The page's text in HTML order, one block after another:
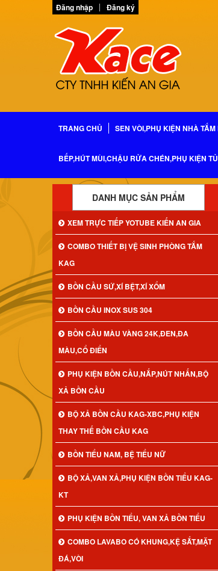
Đăng nhập Đăng ký
TRANG CHỦ SEN VÒI,PHỤ KIỆN NHÀ
BẾP,HÚT MÙI,CHẬU RỬA CHÉN,PHỤ KIỆN
DANH MỤC SẢN PHẨM
XEM TRỰC TIẾP YOTUBE KIẾN AN GIA
COMBO THIẾT BỊ VỆ SINH PHÒNG TẮM
KAG
BỒN CẦU SỨ,XÍ BỆT,XÍ XỔM
BỒN CẦU INOX SUS 304
BỒN CẦU MÀU VÀNG 24K,ĐEN,ĐA
MÀU,CỔ ĐIỂN
PHỤ KIỆN BỒN CẦU,NẮP,NÚT NHẤN,BỘ
XẢ BỒN CẦU
BỘ XẢ BỒN CẦU KAG-XBC,PHỤ KIỆN
THAY THẾ BỒN CẦU KAG
BỒN TIỂU NAM, BỆ TIỂU NỮ
BỘ XẢ,VAN XẢ,PHỤ KIỆN BỒN TIỂU KAG-
KT
PHỤ KIỆN BỒN TIỂU, VAN XẢ BỒN TIỂU
COMBO LAVABO CÓ KHUNG,KỆ SẮT,MẶT
ĐÁ,VÒI